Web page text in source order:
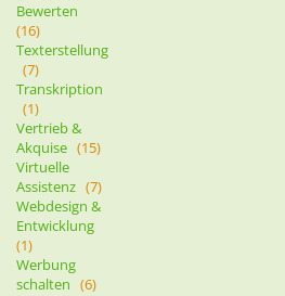
Bewerten
(16)
Texterstellung
(7)
Transkription
(1)
Vertrieb &
Akquise (15)
Virtuelle
Assistenz (7)
Webdesign &
Entwicklung
(1)
Werbung
schalten (6)